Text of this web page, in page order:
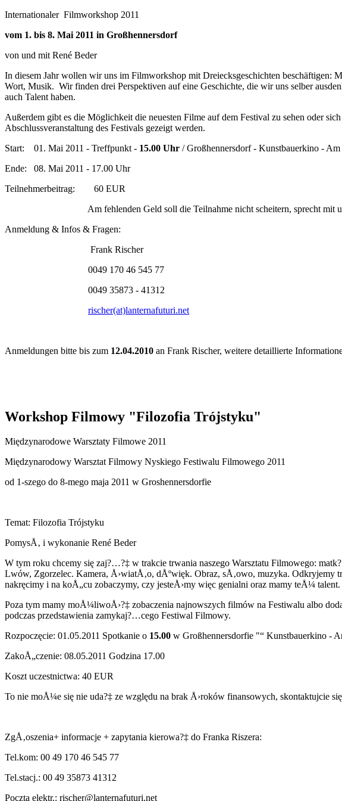
Internationaler Filmworkshop 2011
vom 1. bis 8. Mai 2011 in Großhennersdorf
von und mit René Beder
In diesem Jahr wollen wir uns im Filmworkshop mit Dreiecksgeschichten
Wort, Musik. Wir finden drei Perspektiven auf eine Geschichte, die wir uns selber
auch Talent haben.
Außerdem gibt es die Möglichkeit die neuesten Filme auf dem Festival zu sehen oder
Abschlussveranstaltung des Festivals gezeigt werden.
Start: 01. Mai 2011 - Treffpunkt - 15.00 Uhr / Großhennersdorf - Kunstbauerkino -
Ende: 08. Mai 2011 - 17.00 Uhr
Teilnehmerbeitrag: 60 EUR
Am fehlenden Geld soll die Teilnahme nicht scheitern, sprecht
Anmeldung & Infos & Fragen:
Frank Rischer
0049 170 46 545 77
0049 35873 - 41312
rischer(at)lanternafuturi.net
Anmeldungen bitte bis zum 12.04.2010 an Frank Rischer, weitere detaillierte
Workshop Filmowy "Filozofia Trójstyku"
Międzynarodowe Warsztaty Filmowe 2011
Międzynarodowy Warsztat Filmowy Nyskiego Festiwalu Filmowego 2011
od 1-szego do 8-mego maja 2011 w Groshennersdorfie
Temat: Filozofia Trójstyku
PomysÅ‚ i wykonanie René Beder
W tym roku chcemy się zaj?…?‡ w trakcie trwania naszego Warsztatu Filmowego:
Lwów, Zgorzelec. Kamera, Å›wiatÅ‚o, dÅºwięk. Obraz, sÅ‚owo, muzyka.
nakręcimy i na koÅ„cu zobaczymy, czy jesteÅ›my więc genialni oraz mamy teÅ¼ talent.
Poza tym mamy moÅ¼liwoÅ›?‡ zobaczenia najnowszych filmów na Festiwalu albo
podczas przedstawienia zamykaj?…cego Festiwal Filmowy.
Rozpoczęcie: 01.05.2011 Spotkanie o 15.00 w Großhennersdorfie "“ Kunstbauerkino -
ZakoÅ„czenie: 08.05.2011 Godzina 17.00
Koszt uczestnictwa: 40 EUR
To nie moÅ¼e się nie uda?‡ ze względu na brak Å›roków finansowych, skontaktujcie
ZgÅ‚oszenia+ informacje + zapytania kierowa?‡ do Franka Riszera:
Tel.kom: 00 49 170 46 545 77
Tel.stacj.: 00 49 35873 41312
Poczta elektr.: rischer@lanternafuturi.net